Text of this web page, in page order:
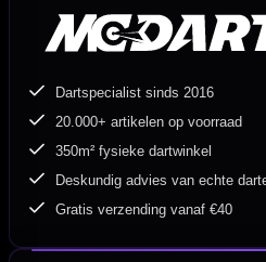
Dartspecialist sinds 2016
20.000+ artikelen op voorraad
350m² fysieke dartwinkel
Deskundig advies van echte
Gratis verzending vanaf €40